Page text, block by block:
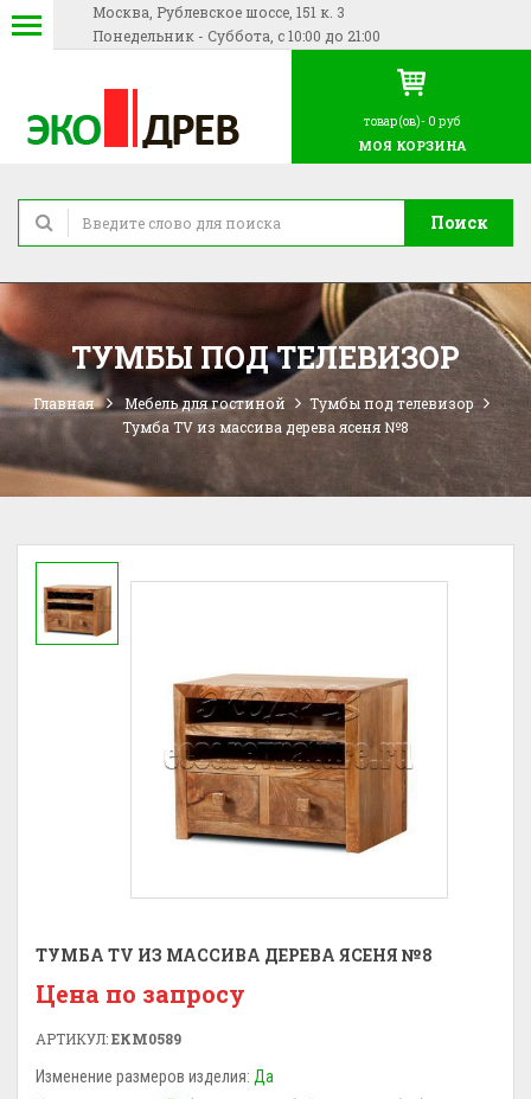
Москва, Рублевское шоссе, 151 к. 3
Понедельник - Суббота, с 10:00 до 21:00
Поиск
товар(ов)- 0 руб
МОЯ КОРЗИНА
ТУМБЫ ПОД ТЕЛЕВИЗОР
Главная Мебель для гостиной
Тумбы под телевизор
Тумба TV из массива дерева ясеня №8
ТУМБА TV ИЗ МАССИВА ДЕРЕВА ЯСЕНЯ №8
Цена по запросу
АРТИКУЛ:ЕКМ0589
Изменение размеров изделия: Да